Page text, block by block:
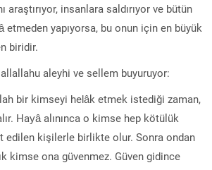
araştırıyor, insanlara saldırıyor ve bütün
etmeden yapıyorsa, bu onun için en büyük
biridir.
aleyhi ve sellem buyuruyor:
bir kimseyi helâk etmek istediği zaman,
Hayâ alınınca o kimse hep kötülük
edilen kişilerle birlikte olur. Sonra ondan
kimse ona güvenmez. Güven gidince